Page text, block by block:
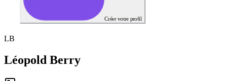
Créer votre profil
LB
Léopold Berry